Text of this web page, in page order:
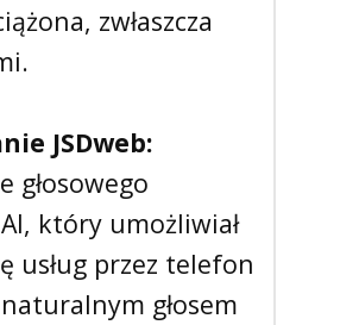
zwłaszcza
JSDweb:
głosowego
który umożliwiał
usług przez telefon
głosem